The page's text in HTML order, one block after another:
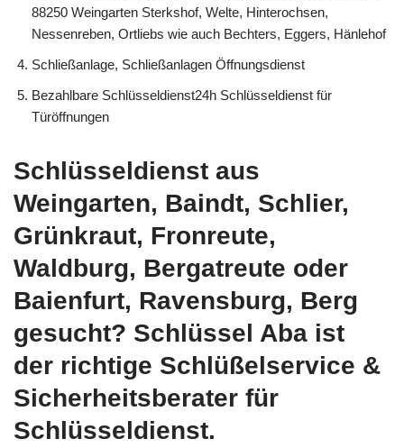
88250 Weingarten Sterkshof, Welte, Hinterochsen,
Nessenreben, Ortliebs wie auch Bechters, Eggers, Hänlehof
Schließanlage, Schließanlagen Öffnungsdienst
Bezahlbare Schlüsseldienst24h Schlüsseldienst für
Türöffnungen
Schlüsseldienst aus
Weingarten, Baindt, Schlier,
Grünkraut, Fronreute,
Waldburg, Bergatreute oder
Baienfurt, Ravensburg, Berg
gesucht? Schlüssel Aba ist
der richtige Schlüßelservice &
Sicherheitsberater für
Schlüsseldienst.